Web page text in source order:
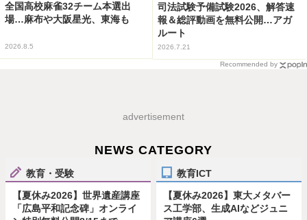
全国高校麻雀32チーム本選出
場…麻布や大阪星光、東海も
2026.8.5
司法試験予備試験2026、解答速
報＆総評動画を無料公開…アガ
ルート
2026.7.21
Recommended by
advertisement
NEWS CATEGORY
教育・受験
【夏休み2026】世界遺産講座
「広島平和記念碑」オンライ
教育ICT
【夏休み2026】東大メタバー
ス工学部、生成AIなどジュニ